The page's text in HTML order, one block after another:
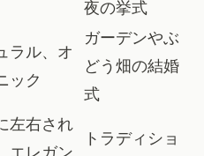
夜の挙式
ラル、オ
ック
ガーデンやぶ
どう畑の結婚
式
左右され
エレガン
トラディショ